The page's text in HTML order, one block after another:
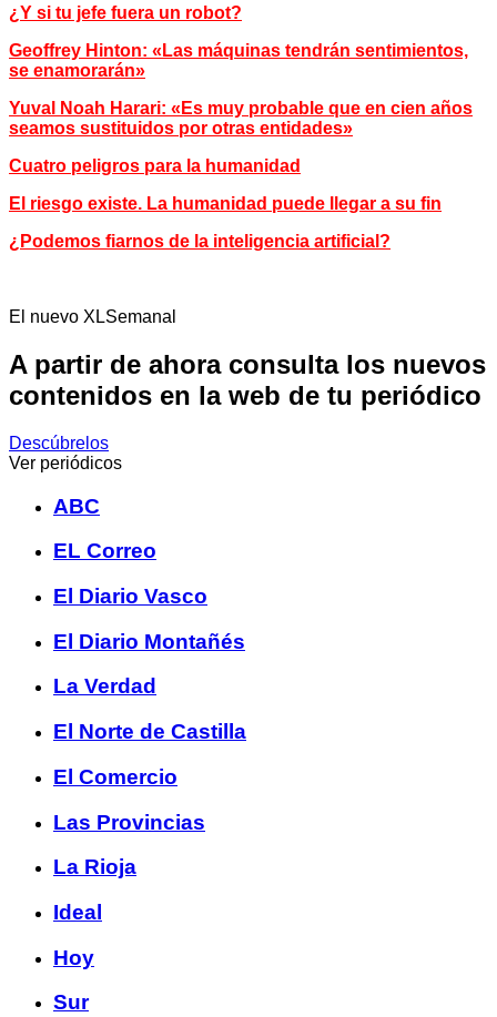
¿Y si tu jefe fuera un robot?
Geoffrey Hinton: «Las máquinas tendrán sentimientos,
se enamorarán»
Yuval Noah Harari: «Es muy probable que en cien años
seamos sustituidos por otras entidades»
Cuatro peligros para la humanidad
El riesgo existe. La humanidad puede llegar a su fin
¿Podemos fiarnos de la inteligencia artificial?
El nuevo XLSemanal
A partir de ahora consulta los nuevos
contenidos en la web de tu periódico
Descúbrelos
Ver periódicos
ABC
EL Correo
El Diario Vasco
El Diario Montañés
La Verdad
El Norte de Castilla
El Comercio
Las Provincias
La Rioja
Ideal
Hoy
Sur